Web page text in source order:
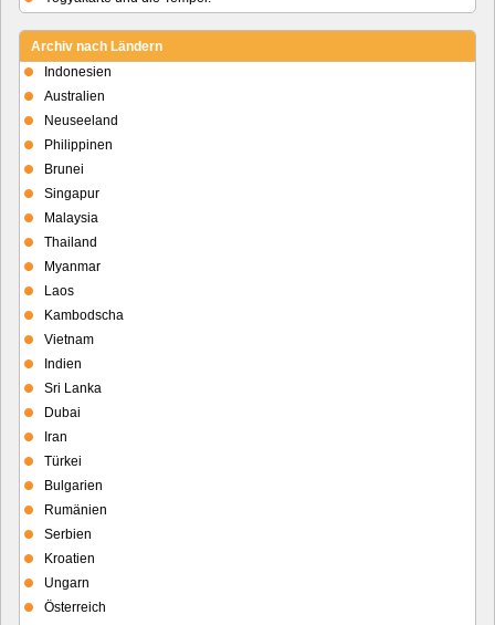
Archiv nach Ländern
Indonesien
Australien
Neuseeland
Philippinen
Brunei
Singapur
Malaysia
Thailand
Myanmar
Laos
Kambodscha
Vietnam
Indien
Sri Lanka
Dubai
Iran
Türkei
Bulgarien
Rumänien
Serbien
Kroatien
Ungarn
Österreich